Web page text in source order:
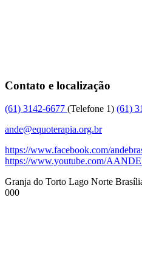
Contato e localização
(61) 3142-6677 (Telefone 1) (61)
ande@equoterapia.org.br
https://www.facebook.com/
https://www.youtube.com/
Granja do Torto Lago Norte
000